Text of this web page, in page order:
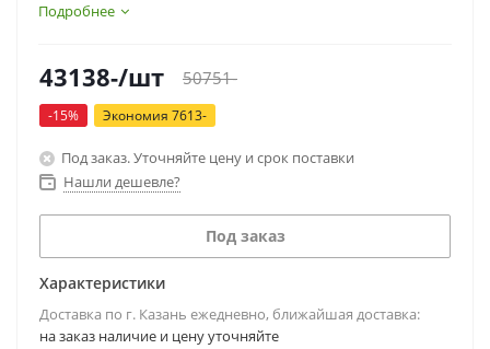
Подробнее
43138-/шт 50751-
-15% Экономия 7613-
Под заказ. Уточняйте цену и срок поставки
Нашли дешевле?
Под заказ
Характеристики
Доставка по г. Казань ежедневно, ближайшая доставка:
на заказ наличие и цену уточняйте